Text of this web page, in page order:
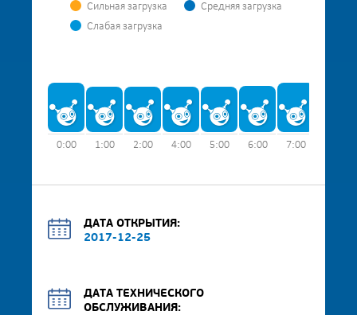
Сильная загрузка
Средняя загрузка
Слабая загрузка
0:00 1:00 2:00 4:00 5:00 6:00 7:00
ДАТА ОТКРЫТИЯ:
2017-12-25
ДАТА ТЕХНИЧЕСКОГО
ОБСЛУЖИВАНИЯ: